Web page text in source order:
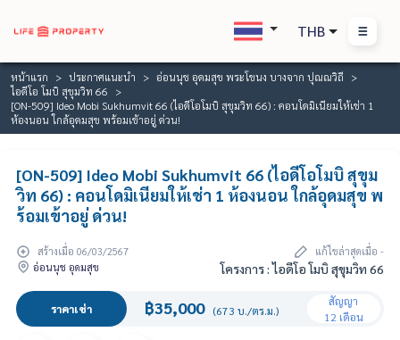
THB
หน้าแรก ประกาศแนะนำ
อ่อนนุช อุดมสุข พระโขนง บางจาก ปุณณวิถี
ไอดีโอ โมบิ สุขุมวิท 66
[ON-509] Ideo Mobi Sukhumvit 66 (ไอดีโอโมบิ สุขุมวิท 66) : คอนโดมิเนียมให้เช่า 1
ห้องนอน ใกล้อุดมสุข พร้อมเข้าอยู่ ด่วน!
[ON-509] Ideo Mobi Sukhumvit 66 (ไอดีโอโมบิ สุขุม
วิท 66) : คอนโดมิเนียมให้เช่า 1 ห้องนอน ใกล้อุดมสุข พ
ร้อมเข้าอยู่ ด่วน!
สร้างเมื่อ 06/03/2567
แก้ไขล่าสุดเมื่อ -
อ่อนนุช อุดมสุข
โครงการ : ไอดีโอ โมบิ สุขุมวิท 66
ราคาเช่า ฿35,000 (673 บ./ตร.ม.)
สัญญา
12 เดือน